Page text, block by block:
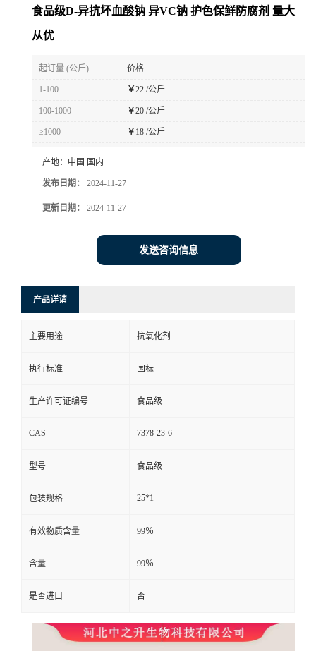
食品级D-异抗坏血酸钠 异VC钠 护色保鲜防腐剂 量大
从优
起订量 (公斤) 价格
1-100 ￥22 /公斤
100-1000 ￥20 /公斤
≥1000 ￥ 18 /公斤
产地： 中国 国内
发布日期： 2024-11-27
更新日期： 2024-11-27
发送咨询信息
产品详请
主要用途 抗氧化剂
执行标准 国标
生产许可证编号 食品级
CAS 7378-23-6
型号 食品级
包装规格 25*1
有效物质含量 99％
含量 99％
是否进口 否